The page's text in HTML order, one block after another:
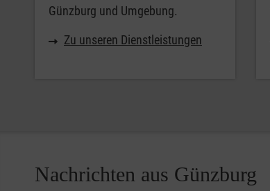
Günzburg und Umgebung.
Zu unseren Dienstleistungen
Nachrichten aus Günzburg